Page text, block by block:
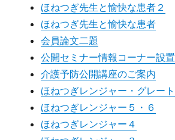
ほねつぎ先生と愉快な患者２
ほねつぎ先生と愉快な患者
会員論文二題
公開セミナー情報コーナー設置
介護予防公開講座のご案内
ほねつぎレンジャー・グレート
ほねつぎレンジャー５・６
ほねつぎレンジャー４